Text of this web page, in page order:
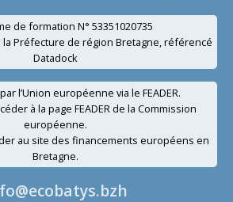
de formation N° 53351020735
Préfecture de région Bretagne, référencé
Datadock
l’Union européenne via le FEADER.
à la page FEADER de la Commission
européenne.
au site des financements européens en
Bretagne.